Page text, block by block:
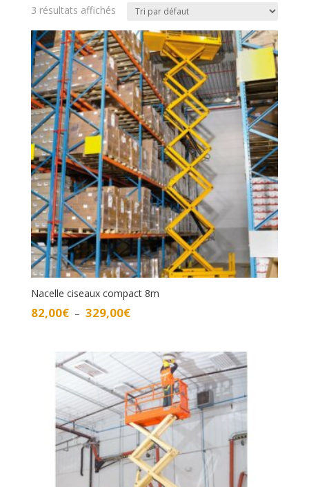
3 résultats affichés
Nacelle ciseaux compact 8m
82,00€ – 329,00€Plage
82,00€
à
329,00€